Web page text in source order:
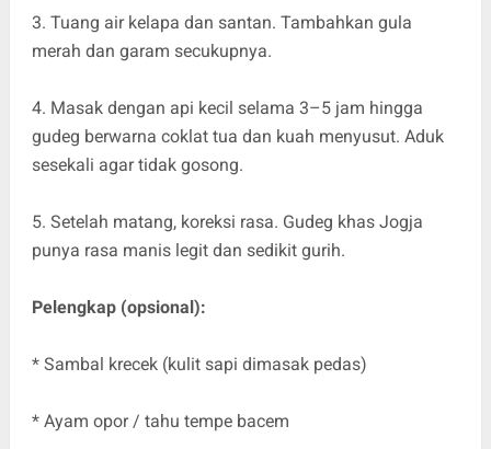
3. Tuang air kelapa dan santan. Tambahkan gula
merah dan garam secukupnya.
4. Masak dengan api kecil selama 3–5 jam hingga
gudeg berwarna coklat tua dan kuah menyusut. Aduk
sesekali agar tidak gosong.
5. Setelah matang, koreksi rasa. Gudeg khas Jogja
punya rasa manis legit dan sedikit gurih.
Pelengkap (opsional):
* Sambal krecek (kulit sapi dimasak pedas)
* Ayam opor / tahu tempe bacem